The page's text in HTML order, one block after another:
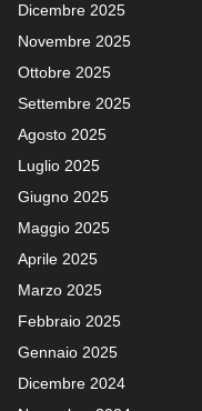
Dicembre 2025
Novembre 2025
Ottobre 2025
Settembre 2025
Agosto 2025
Luglio 2025
Giugno 2025
Maggio 2025
Aprile 2025
Marzo 2025
Febbraio 2025
Gennaio 2025
Dicembre 2024